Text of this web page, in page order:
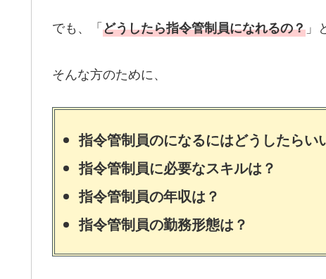
でも、「どうしたら指令管制員になれるの？ 」
そんな方のために、
指令管制員のになるにはどうしたらい
指令管制員に必要なスキルは？
指令管制員の年収は？
指令管制員の勤務形態は？